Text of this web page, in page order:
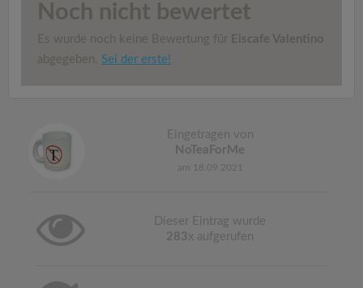
Noch nicht bewertet
Es wurde noch keine Bewertung für Eiscafe Valentino
abgegeben. Sei der erste!
Eingetragen von
NoTeaForMe
am 18.09.2021
Dieser Eintrag wurde
283x aufgerufen